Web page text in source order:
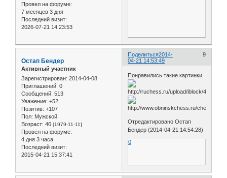
Провел на форуме:
7 месяцев 3 дня
Последний визит:
2026-07-21 14:23:53
Поделиться 9
2014-
04-21 14:53:49
Остап Бендер
Активный участник
Зарегистрирован: 2014-04-08
Приглашений: 0
Сообщений: 513
Уважение: +52
Позитив: +107
Пол: Мужской
Возраст: 46 [1979-11-11]
Провел на форуме:
4 дня 3 часа
Последний визит:
2015-04-21 15:37:41
Понравились такие картинки
Отредактировано Остап
Бендер (2014-04-21 14:54:28)
0